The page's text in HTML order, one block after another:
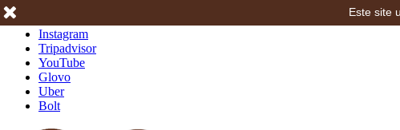
Instagram
Tripadvisor
YouTube
Glovo
Uber
Bolt
Este site